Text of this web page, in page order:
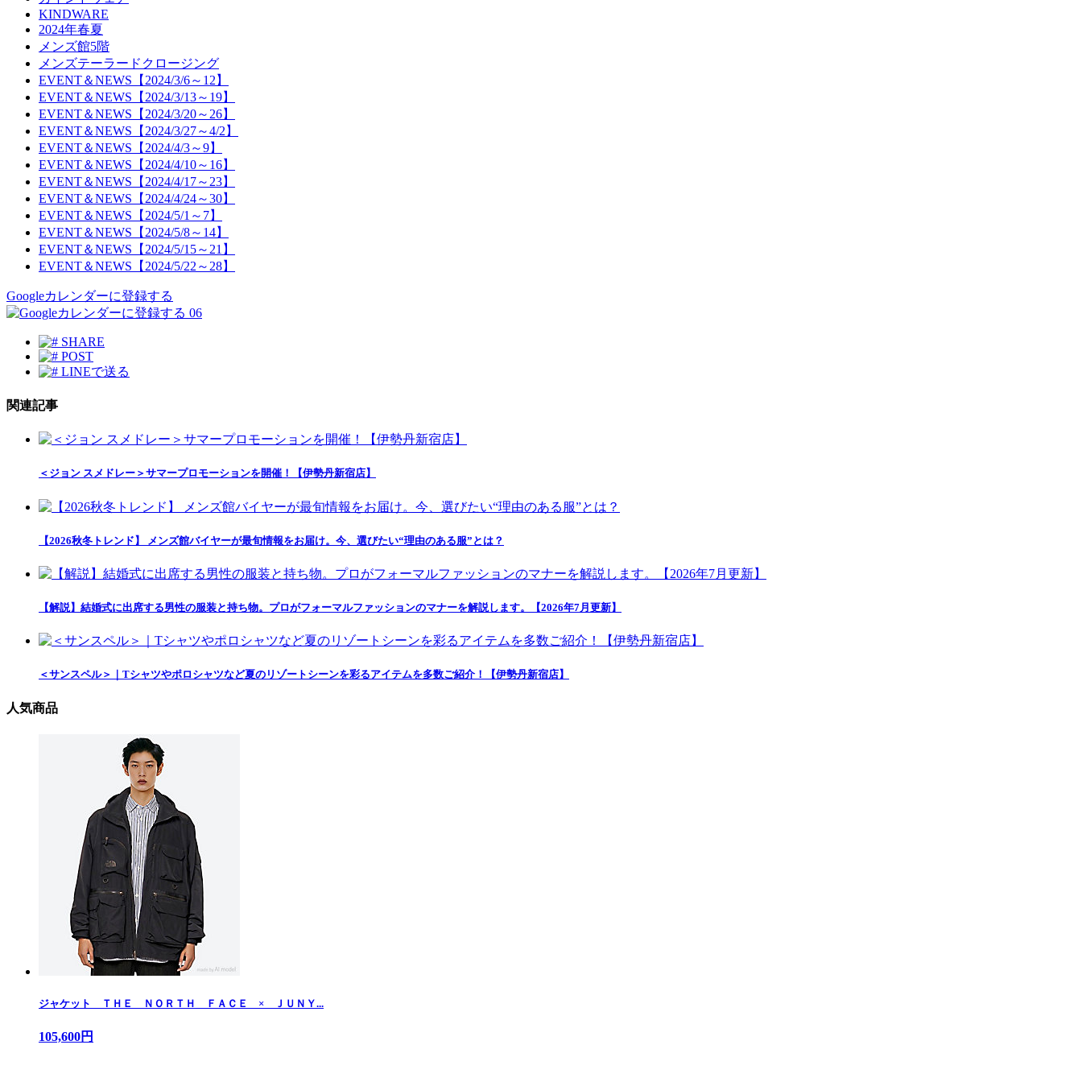
KINDWARE
2024年春夏
メンズ館5階
メンズテーラードクロージング
EVENT＆NEWS【2024/3/6～12】
EVENT＆NEWS【2024/3/13～19】
EVENT＆NEWS【2024/3/20～26】
EVENT＆NEWS【2024/3/27～4/2】
EVENT＆NEWS【2024/4/3～9】
EVENT＆NEWS【2024/4/10～16】
EVENT＆NEWS【2024/4/17～23】
EVENT＆NEWS【2024/4/24～30】
EVENT＆NEWS【2024/5/1～7】
EVENT＆NEWS【2024/5/8～14】
EVENT＆NEWS【2024/5/15～21】
EVENT＆NEWS【2024/5/22～28】
Googleカレンダーに登録する
06
SHARE
POST
LINEで送る
関連記事
＜ジョン スメドレー＞サマープロモーションを開催！【伊勢丹新宿店】
【2026秋冬トレンド】 メンズ館バイヤーが最旬情報をお届け。今、選びたい“理由のある服”とは？
【解説】結婚式に出席する男性の服装と持ち物。プロがフォーマルファッションのマナーを解説します。【2026年7月更新】
＜サンスペル＞｜Tシャツやポロシャツなど夏のリゾートシーンを彩るアイテムを多数ご紹介！【伊勢丹新宿店】
人気商品
ジャケット ＴＨＥ ＮＯＲＴＨ ＦＡＣＥ × ＪＵＮＹ...
105,600円